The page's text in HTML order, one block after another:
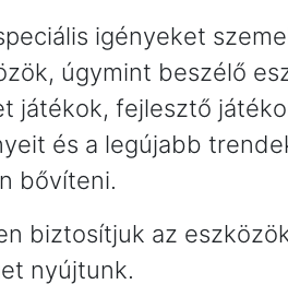
igényeket
úgymint beszélő
játékok, fejlesztő
és a legújabb
bővíteni.
biztosítjuk az
nyújtunk.